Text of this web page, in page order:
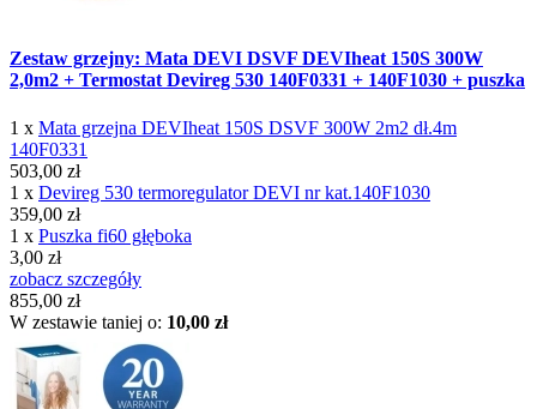
Zestaw grzejny: Mata DEVI DSVF DEVIheat 150S 300W
2,0m2 + Termostat Devireg 530 140F0331 + 140F1030 + puszka
1 x Mata grzejna DEVIheat 150S DSVF 300W 2m2 dł.4m
140F0331
503,00 zł
1 x Devireg 530 termoregulator DEVI nr kat.140F1030
359,00 zł
1 x Puszka fi60 głęboka
3,00 zł
zobacz szczegóły
855,00 zł
W zestawie taniej o: 10,00 zł